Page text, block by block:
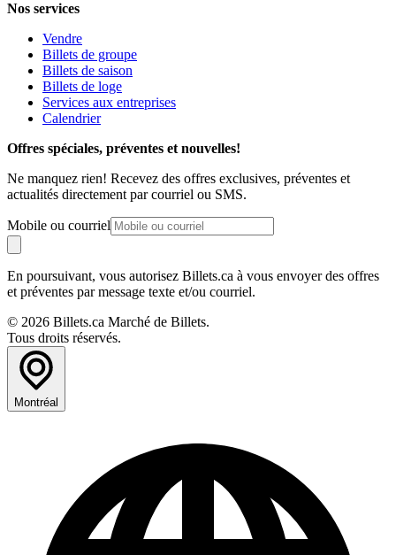
Nos services
Vendre
Billets de groupe
Billets de saison
Billets de loge
Services aux entreprises
Calendrier
Offres spéciales, préventes et nouvelles!
Ne manquez rien! Recevez des offres exclusives, préventes et
actualités directement par courriel ou SMS.
Mobile ou courriel
En poursuivant, vous autorisez Billets.ca à vous envoyer des offres
et préventes par message texte et/ou courriel.
© 2026 Billets.ca Marché de Billets.
Tous droits réservés.
Montréal